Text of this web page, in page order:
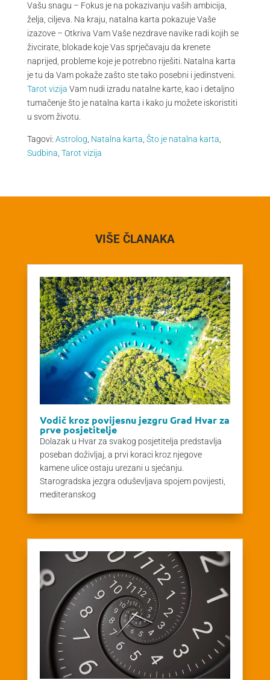
Vašu snagu – Fokus je na pokazivanju vaših ambicija,
želja, ciljeva. Na kraju, natalna karta pokazuje Vaše
izazove – Otkriva Vam Vaše nezdrave navike radi kojih se
živcirate, blokade koje Vas sprječavaju da krenete
naprijed, probleme koje je potrebno riješiti. Natalna karta
je tu da Vam pokaže zašto ste tako posebni i jedinstveni.
Tarot vizija Vam nudi izradu natalne karte, kao i detaljno
tumačenje što je natalna karta i kako ju možete iskoristiti
u svom životu.
Tagovi: Astrolog Natalna karta Što je natalna karta
Sudbina Tarot vizija
VIŠE ČLANAKA
Vodič kroz povijesnu jezgru Grad Hvar za
prve posjetitelje
Dolazak u Hvar za svakog posjetitelja predstavlja
poseban doživljaj, a prvi koraci kroz njegove
kamene ulice ostaju urezani u sjećanju.
Starogradska jezgra oduševljava spojem povijesti,
mediteranskog